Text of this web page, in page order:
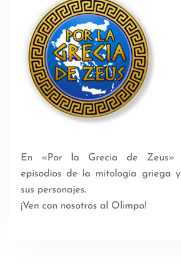
En «Por la Grecia de Zeus»
episodios de la mitología griega
sus personajes.
¡Ven con nosotros al Olimpo!